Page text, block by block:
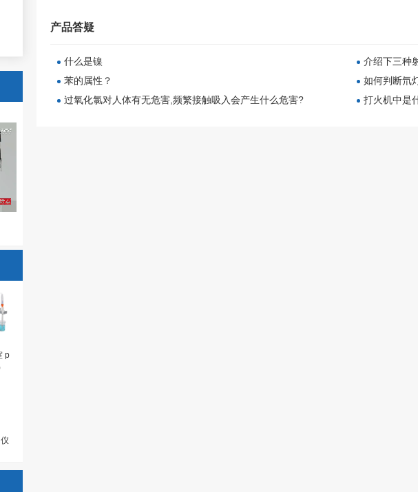
p
产品答疑
什么是镍
苯的属性？
过氧化氯对人体有无危害,频繁接触吸入会产生什么危害?
介绍下三种
如何判断氘
打火机中是